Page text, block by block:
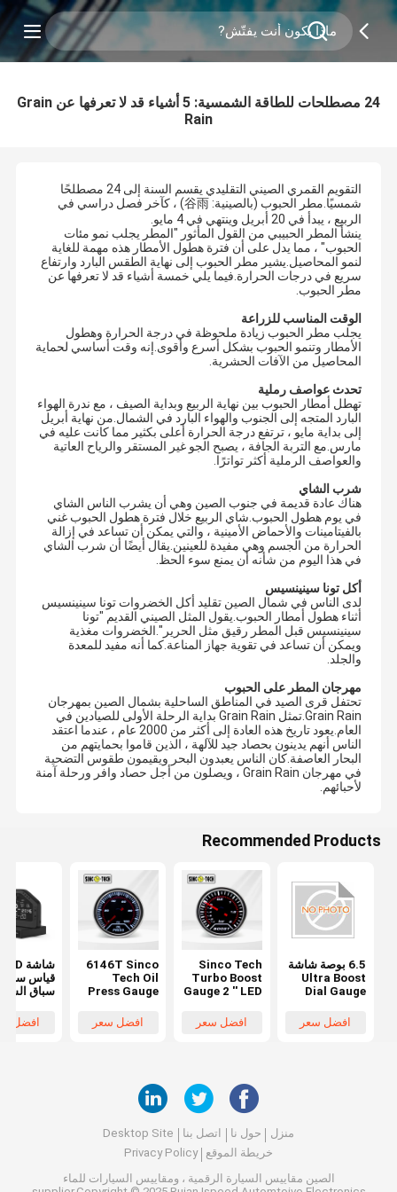
24 مصطلحات للطاقة الشمسية: 5 أشياء قد لا تعرفها عن Grain
Rain
التقويم القمري الصيني التقليدي يقسم السنة إلى 24 مصطلحًا
شمسيًا.مطر الحبوب (بالصينية: 谷雨) ، كآخر فصل دراسي في
الربيع ، يبدأ في 20 أبريل وينتهي في 4 مايو.
ينشأ المطر الحبيبي من القول المأثور "المطر يجلب نمو مئات
الحبوب" ، مما يدل على أن فترة هطول الأمطار هذه مهمة للغاية
لنمو المحاصيل.يشير مطر الحبوب إلى نهاية الطقس البارد وارتفاع
سريع في درجات الحرارة.فيما يلي خمسة أشياء قد لا تعرفها عن
مطر الحبوب.
الوقت المناسب للزراعة
يجلب مطر الحبوب زيادة ملحوظة في درجة الحرارة وهطول
الأمطار وتنمو الحبوب بشكل أسرع وأقوى.إنه وقت أساسي لحماية
المحاصيل من الآفات الحشرية.
تحدث عواصف رملية
تهطل أمطار الحبوب بين نهاية الربيع وبداية الصيف ، مع ندرة الهواء
البارد المتجه إلى الجنوب والهواء البارد في الشمال.من نهاية أبريل
إلى بداية مايو ، ترتفع درجة الحرارة أعلى بكثير مما كانت عليه في
مارس.مع التربة الجافة ، يصبح الجو غير المستقر والرياح العاتية
والعواصف الرملية أكثر تواترًا.
شرب الشاي
هناك عادة قديمة في جنوب الصين وهي أن يشرب الناس الشاي
في يوم هطول الحبوب.شاي الربيع خلال فترة هطول الحبوب غني
بالفيتامينات والأحماض الأمينية ، والتي يمكن أن تساعد في إزالة
الحرارة من الجسم وهي مفيدة للعينين.يقال أيضًا أن شرب الشاي
في هذا اليوم من شأنه أن يمنع سوء الحظ.
أكل تونا سينينسيس
لدى الناس في شمال الصين تقليد أكل الخضروات تونا سينينسيس
أثناء هطول أمطار الحبوب.يقول المثل الصيني القديم "تونا
سينينسيس قبل المطر رقيق مثل الحرير".الخضروات مغذية
ويمكن أن تساعد في تقوية جهاز المناعة.كما أنه مفيد للمعدة
والجلد.
مهرجان المطر على الحبوب
تحتفل قرى الصيد في المناطق الساحلية بشمال الصين بمهرجان
Grain Rain.تمثل Grain Rain بداية الرحلة الأولى للصيادين في
العام.يعود تاريخ هذه العادة إلى أكثر من 2000 عام ، عندما اعتقد
الناس أنهم يدينون بحصاد جيد للآلهة ، الذين قاموا بحمايتهم من
البحار العاصفة.كان الناس يعبدون البحر ويقيمون طقوس التضحية
في مهرجان Grain Rain ، ويصلون من أجل حصاد وافر ورحلة آمنة
لأحبائهم.
Recommended Products
6.5 بوصة شاشة
Ultra Boost
Dial Gauge
ودقيقة في
الإعدادات
افضل سعر
Sinco Tech
Turbo Boost
Gauge 2 '' LED
6141T Auto
Mobile
افضل سعر
6146T Sinco
Tech Oil
Press Gauge
عرض 52 مللي
افضل سعر
شاشة LCD
قياس
سباق
16V DC
رقمي لغاز
افضل
منزل حول نا اتصل بنا
Desktop Site
خريطة الموقع
Privacy Policy
الصين مقاييس السيارة الرقمية ، ومقاييس السيارات للماء